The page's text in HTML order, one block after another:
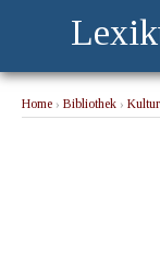
Home › Bibliothek ›